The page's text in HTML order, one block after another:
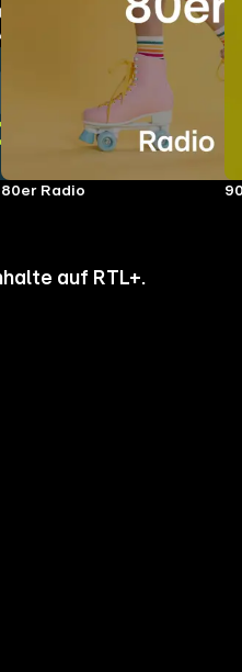
80er Radio
auf RTL+.